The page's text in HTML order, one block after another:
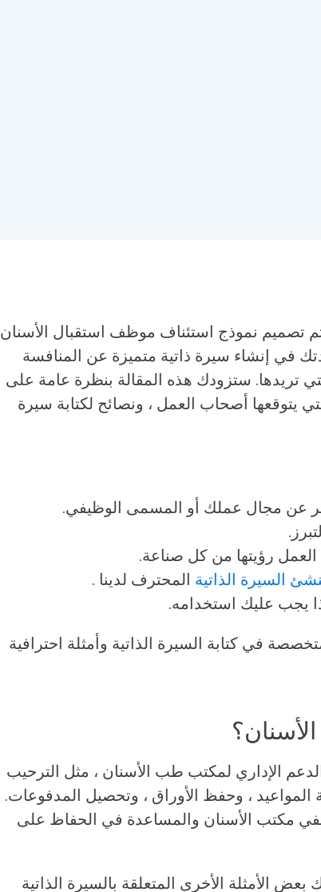
تصميم نموذج استئناف موظف استقبال الأسنان
في إنشاء سيرة ذاتية متميزة عن المنافسة
تريدها. ستزودك هذه المقالة بنظرة عامة على
يتوقعها أصحاب العمل ، ونصائح لكتابة سيرة
عن مجال عملك أو المسمى الوظيفي.
رؤيتها من كل صناعة.
السيرة الذاتية المحترف لدينا .
يجب عليك استخدامه.
في كتابة السيرة الذاتية وأمثلة احترافية
الإداري لمكتب طب الأسنان ، مثل الترحيب
المواعيد ، وحفظ الأوراق ، وتحصيل المدفوعات.
مكتب الأسنان والمساعدة في الحفاظ على
الأمثلة الأخرى المتعلقة بالسيرة الذاتية